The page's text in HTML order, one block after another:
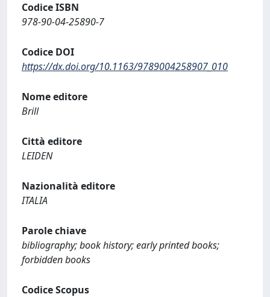
Codice ISBN
978-90-04-25890-7
Codice DOI
https://dx.doi.org/10.1163/9789004258907_010
Nome editore
Brill
Città editore
LEIDEN
Nazionalità editore
ITALIA
Parole chiave
bibliography; book history; early printed books;
forbidden books
Codice Scopus